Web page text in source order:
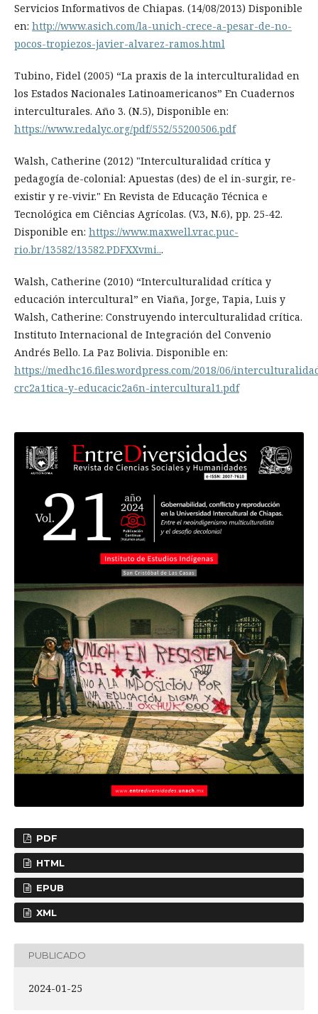
Servicios Informativos de Chiapas. (14/08/2013) Disponible
en: http://www.asich.com/la-unich-crece-a-pesar-de-no-
pocos-tropiezos-javier-alvarez-ramos.html
Tubino, Fidel (2005) “La praxis de la interculturalidad en
los Estados Nacionales Latinoamericanos” En Cuadernos
interculturales. Año 3. (N.5), Disponible en:
https://www.redalyc.org/pdf/552/55200506.pdf
Walsh, Catherine (2012) "Interculturalidad crítica y
pedagogía de-colonial: Apuestas (des) de el in-surgir, re-
existir y re-vivir." En Revista de Educação Técnica e
Tecnológica em Ciências Agrícolas. (V.3, N.6), pp. 25-42.
Disponible en: https://www.maxwell.vrac.puc-
rio.br/13582/13582.PDFXXvmi...
Walsh, Catherine (2010) “Interculturalidad crítica y
educación intercultural” en Viaña, Jorge, Tapia, Luis y
Walsh, Catherine: Construyendo interculturalidad crítica.
Instituto Internacional de Integración del Convenio
Andrés Bello. La Paz Bolivia. Disponible en:
https://medhc16.files.wordpress.com/2018/06/
crc2a1tica-y-educacic2a6n-intercultural1.pdf
PDF
HTML
EPUB
XML
PUBLICADO
2024-01-25